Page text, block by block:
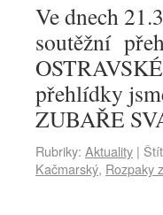
Ve dnech
soutěžní
přehlídky
ZUBAŘE
Rubriky: Aktuality |
Kačmarský, Rozpaky